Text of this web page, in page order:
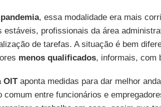
pandemia, essa modalidade era mais
estáveis, profissionais da área
de tarefas. A situação é bem
menos qualificados, informais, com
OITaponta medidas para dar melhor
comum entre funcionários e